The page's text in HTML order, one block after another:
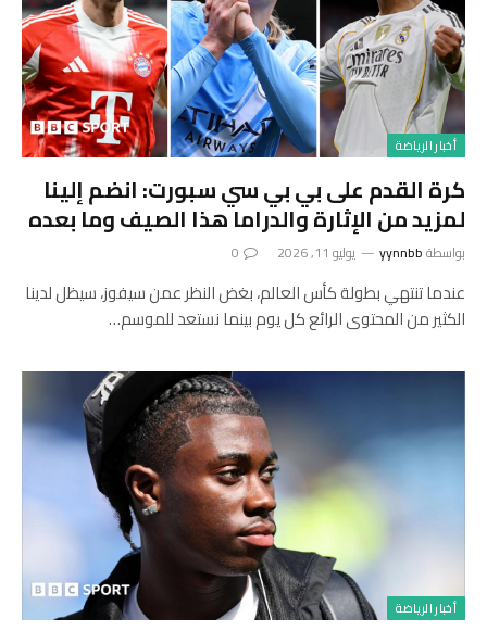
أخبار الرياضة
كرة القدم على بي بي سي سبورت: انضم إلينا
لمزيد من الإثارة والدراما هذا الصيف وما بعده
بواسطةyynnbb يوليو 11, 2026 0
عندما تنتهي بطولة كأس العالم، بغض النظر عمن سيفوز، سيظل لدينا
الكثير من المحتوى الرائع كل يوم بينما نستعد للموسم…
أخبار الرياضة